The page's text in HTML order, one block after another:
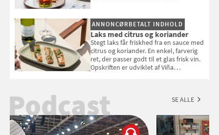
ANNONCØRBETALT INDHOLD
Laks med citrus og koriander
Stegt laks får friskhed fra en sauce med
citrus og koriander. En enkel, farverig
ret, der passer godt til et glas frisk vin.
Opskriften er udviklet af Viña
Podcast SE ALLE